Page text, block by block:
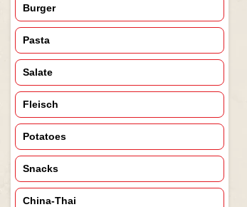
Burger
Pasta
Salate
Fleisch
Potatoes
Snacks
China-Thai